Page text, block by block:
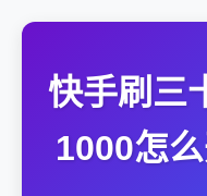
快手刷三
1000怎